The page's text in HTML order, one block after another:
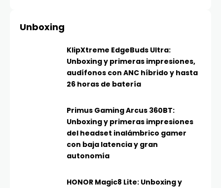
Unboxing
KlipXtreme EdgeBuds Ultra:
Unboxing y primeras impresiones,
audífonos con ANC híbrido y hasta
26 horas de batería
Primus Gaming Arcus 360BT:
Unboxing y primeras impresiones
del headset inalámbrico gamer
con baja latencia y gran
autonomía
HONOR Magic8 Lite: Unboxing y